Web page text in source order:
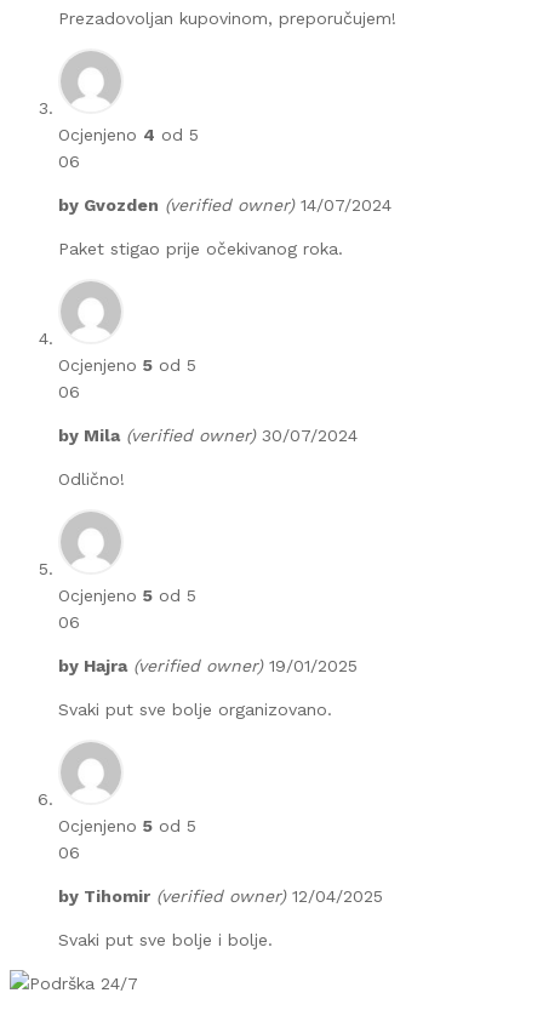
Prezadovoljan kupovinom, preporučujem!
Ocjenjeno 4 od 5
06
by Gvozden (verified owner) 14/07/2024
Paket stigao prije očekivanog roka.
Ocjenjeno 5 od 5
06
by Mila (verified owner) 30/07/2024
Odlično!
Ocjenjeno 5 od 5
06
by Hajra (verified owner) 19/01/2025
Svaki put sve bolje organizovano.
Ocjenjeno 5 od 5
06
by Tihomir (verified owner) 12/04/2025
Svaki put sve bolje i bolje.